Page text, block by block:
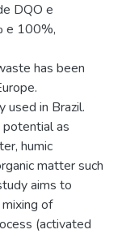
DQO e
e 100%,
has been
in Brazil.
as
humic
matter such
aims to
of
(activated